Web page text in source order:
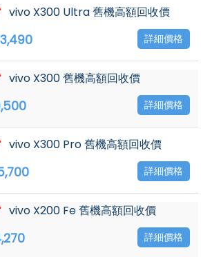
vivo X300 Ultra 舊機高額回收價
詳細價格
vivo X300 舊機高額回收價
詳細價格
vivo X300 Pro 舊機高額回收價
詳細價格
vivo X200 Fe 舊機高額回收價
詳細價格